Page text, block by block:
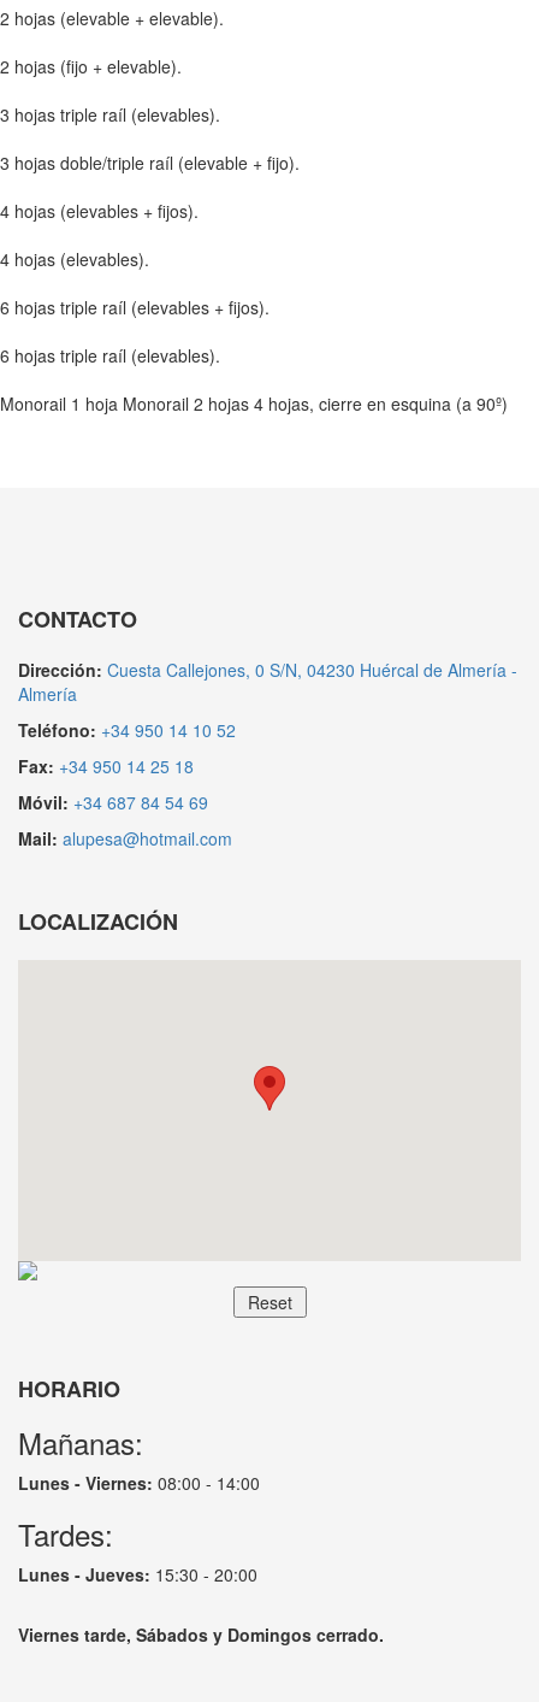
2 hojas (elevable + elevable).
2 hojas (fijo + elevable).
3 hojas triple raíl (elevables).
3 hojas doble/triple raíl (elevable + fijo).
4 hojas (elevables + fijos).
4 hojas (elevables).
6 hojas triple raíl (elevables + fijos).
6 hojas triple raíl (elevables).
Monorail 1 hoja Monorail 2 hojas 4 hojas, cierre en esquina (a 90º)
CONTACTO
Dirección: Cuesta Callejones, 0 S/N, 04230 Huércal de Almería -
Almería
Teléfono: +34 950 14 10 52
Fax: +34 950 14 25 18
Móvil: +34 687 84 54 69
Mail: alupesa@hotmail.com
LOCALIZACIÓN
HORARIO
Mañanas:
Lunes - Viernes: 08:00 - 14:00
Tardes:
Lunes - Jueves: 15:30 - 20:00
Viernes tarde, Sábados y Domingos cerrado.